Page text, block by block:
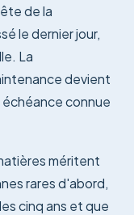
de la
le dernier jour,
La
devient
connue
méritent
rares d'abord,
cinq ans et que